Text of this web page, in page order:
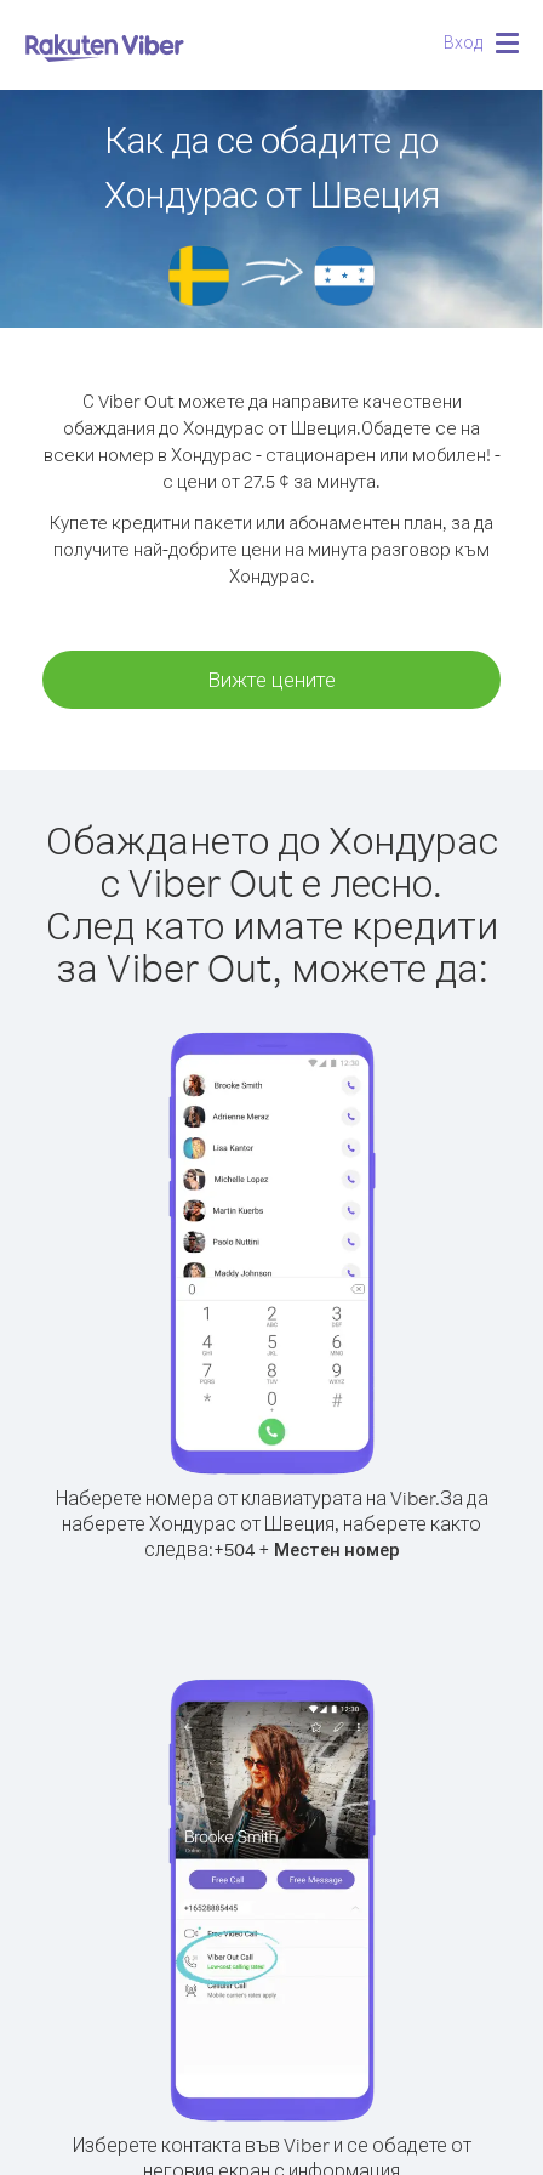
Вход
Как да се обадите до
Хондурас от Швеция
С Viber Out можете да направите качествени
обаждания до Хондурас от Швеция.Обадете се на
всеки номер в Хондурас - стационарен или мобилен! -
с цени от 27.5 ¢ за минута.
Купете кредитни пакети или абонаментен план, за да
получите най-добрите цени на минута разговор към
Хондурас.
Вижте цените
Обаждането до Хондурас
с Viber Out е лесно.
След като имате кредити
за Viber Out, можете да:
Наберете номера от клавиатурата на Viber.За да
наберете Хондурас от Швеция, наберете както
следва:+504+ Местен номер
Изберете контакта във Viber и се обадете от
неговия екран с информация